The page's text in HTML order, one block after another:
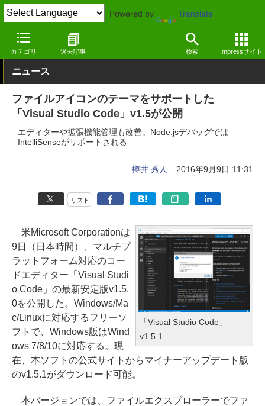
Powered by Translate
カテゴリ 過去記事 検索 Impressサイト
窓の杜 プログラミング Windows
ニュース
ファイルアイコンのテーマをサポートした
「Visual Studio Code」v1.5が公開
エディターや拡張機能管理も改善。Node.jsデバッグでは
IntelliSenseがサポートされる
樽井 秀人 2016年9月9日 11:31
リスト
「Visual Studio Code」
v1.5.1
米Microsoft Corporationは
9日（日本時間）、マルチプ
ラットフォーム対応のコー
ドエディター「Visual Studi
o Code」の最新安定版v1.5.
0を公開した。Windows/Ma
c/Linuxに対応するフリーソ
フトで、Windows版はWind
ows 7/8/10に対応する。現
在、本ソフトの公式サイトからマイナーアップデート版
のv1.5.1がダウンロード可能。
本バージョンでは、ファイルエクスプローラーでファ